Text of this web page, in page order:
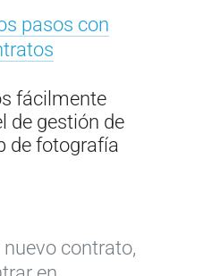
pasos con
fácilmente
de gestión de
de fotografía
nuevo contrato,